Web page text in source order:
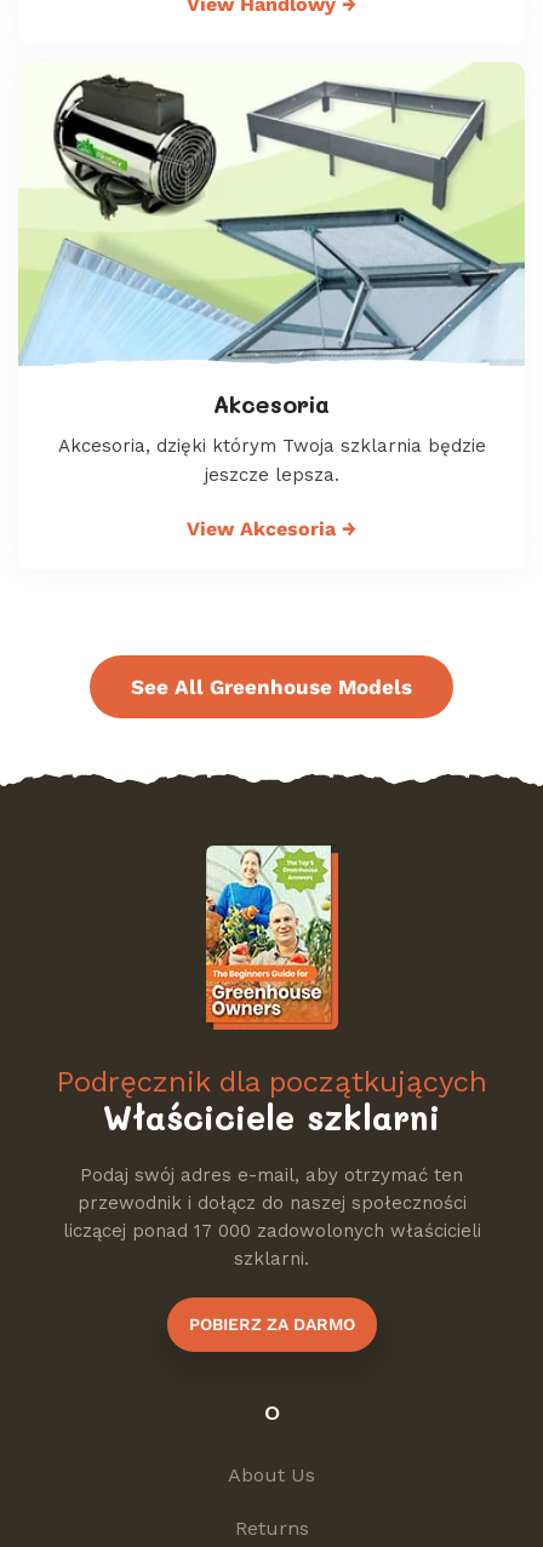
Akcesoria
Akcesoria, dzięki którym Twoja szklarnia będzie
jeszcze lepsza.
View Akcesoria →
See All Greenhouse Models
Podręcznik dla początkujących
Właściciele szklarni
Podaj swój adres e-mail, aby otrzymać ten
przewodnik i dołącz do naszej społeczności
liczącej ponad 17 000 zadowolonych właścicieli
szklarni.
POBIERZ ZA DARMO
O
About Us
Returns